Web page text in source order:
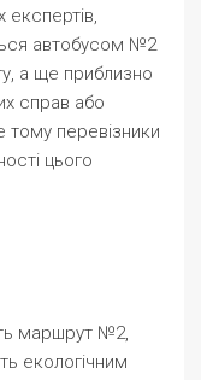
експертів,
автобусом №2
а ще приблизно
справ або
тому перевізники
цього
маршрут №2,
екологічним